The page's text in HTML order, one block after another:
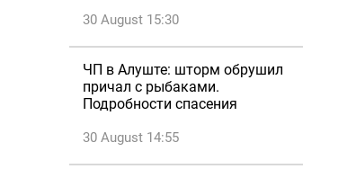
30 August 15:30
ЧП в Алуште: шторм обрушил
причал с рыбаками.
Подробности спасения
30 August 14:55